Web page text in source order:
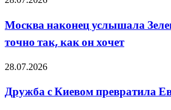
выиграли
услышала
Зеленского:
будет
так,
как
хочет
Москва наконец услышала
точно так, как он хочет
Дружба
Киевом
превратила
28.07.2026
Дружба с Киевом превратила